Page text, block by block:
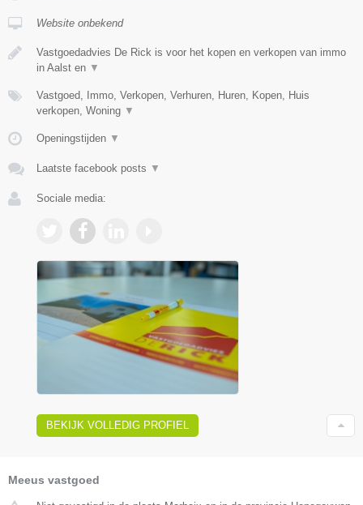
Website onbekend
Vastgoedadvies De Rick is voor het kopen en verkopen van immo
in Aalst en ▼
Vastgoed, Immo, Verkopen, Verhuren, Huren, Kopen, Huis
verkopen, Woning ▼
Openingstijden ▼
Laatste facebook posts ▼
Sociale media:
BEKIJK VOLLEDIG PROFIEL
Meeus vastgoed